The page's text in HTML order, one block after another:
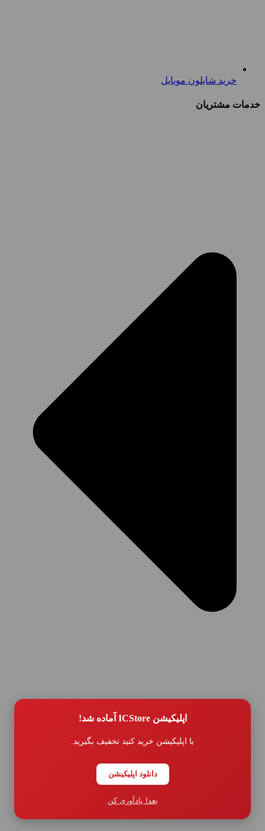
خرید شابلون موبایل
خدمات مشتریان
سیاست حفظ حریم خصوصی
اپلیکیشن ICStore آماده شد!
با اپلیکیشن خرید کنید تخفیف بگیرید.
دانلود اپلیکیشن
بعدا یادآوری کن